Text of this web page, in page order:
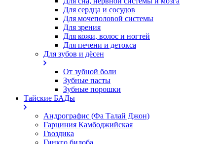
Для сердца и сосудов
Для мочеполовой системы
Для зрения
Для кожи, волос и ногтей
Для печени и детокса
Для зубов и дёсен
От зубной боли
Зубные пасты
Зубные порошки
Тайские БАДы
Андрографис (Фа Талай Джон)
Гарциния Камбоджийская
Гвоздика
Гинкго билоба